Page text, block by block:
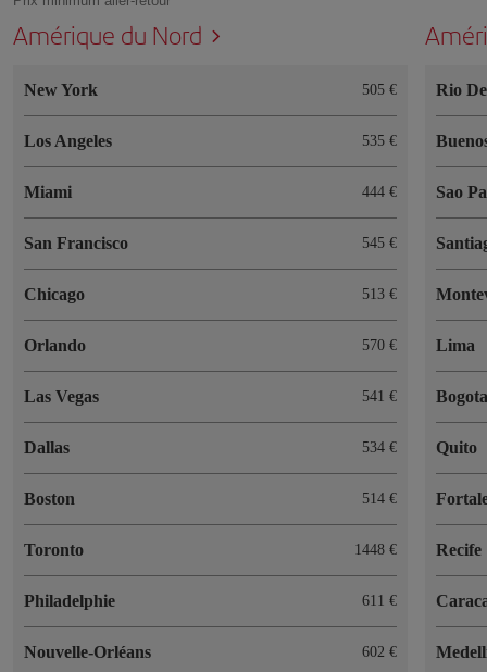
Amérique du Nord
New York 505 €
Los Angeles 535 €
Miami 444 €
San Francisco 545 €
Chicago 513 €
Orlando 570 €
Las Vegas 541 €
Dallas 534 €
Boston 514 €
Toronto 1448 €
Philadelphie 611 €
Nouvelle-Orléans 602 €
Rio
Sao
Lima
Quito
Recife